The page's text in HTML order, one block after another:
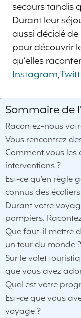
secours tandis
Durant leur
aussi décidé
pour découvrir
qu’elles
Instagram,
Sommaire de
Racontez-nous
Vous rencontrez
Comment vous les
interventions ?
Est-ce qu’en règle
connus des
Durant votre
pompiers.
Que faut-il mettre
un tour du monde ?
Sur le volet
que vous avez
Quel est votre
Est-ce que vous
voyage ?